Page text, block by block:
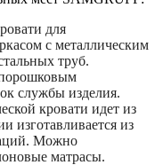
для
с металлическим
труб.
службы изделия.
кровати идет из
изготавливается из
Можно
матрасы.